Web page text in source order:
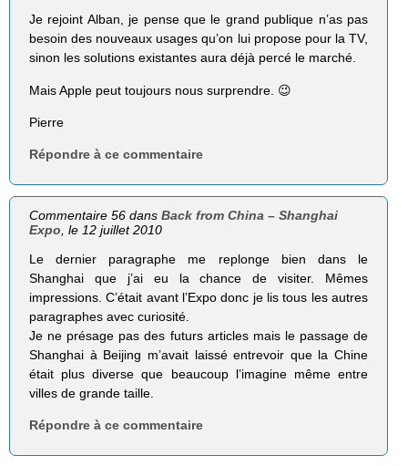
Je rejoint Alban, je pense que le grand publique n’as pas
besoin des nouveaux usages qu’on lui propose pour la TV,
sinon les solutions existantes aura déjà percé le marché.
Mais Apple peut toujours nous surprendre. 😉
Pierre
Répondre à ce commentaire
Commentaire 56 dansBack from China – Shanghai
Expo , le 12 juillet 2010
Le dernier paragraphe me replonge bien dans le
Shanghai que j’ai eu la chance de visiter. Mêmes
impressions. C’était avant l’Expo donc je lis tous les autres
paragraphes avec curiosité.
Je ne présage pas des futurs articles mais le passage de
Shanghai à Beijing m’avait laissé entrevoir que la Chine
était plus diverse que beaucoup l’imagine même entre
villes de grande taille.
Répondre à ce commentaire